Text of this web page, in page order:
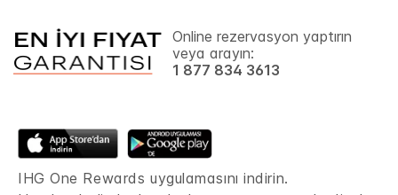
Online rezervasyon yaptırın
veya arayın:
1 877 834 3613
IHG One Rewards uygulamasını indirin.